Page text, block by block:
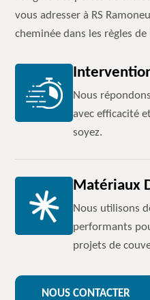
vous adresser à RS
cheminée dans les règles de
Nous
avec efficacité
soyez.
Matériaux
Nous utilisons
performants
projets de
NOUS CONTACTER